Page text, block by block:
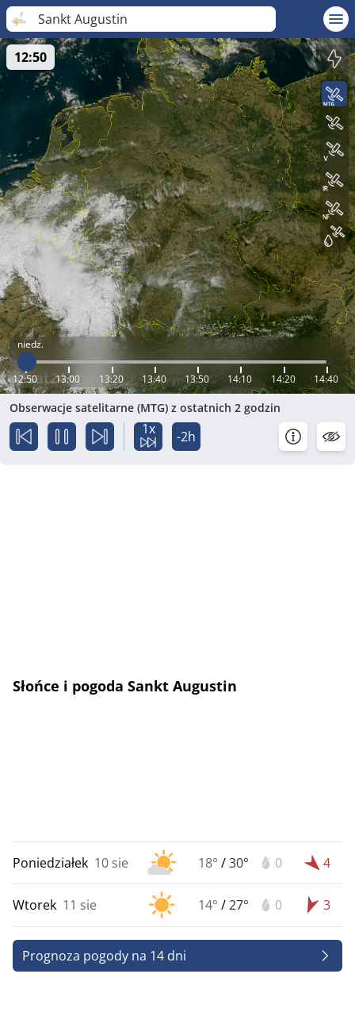
Sankt Augustin
niedz.
12:50 13:00 13:20 13:40 13:50 14:10 14:20 14:40
12:50
Obserwacje satelitarne (MTG) z ostatnich 2 godzin
1x -2h
Słońce i pogoda Sankt Augustin
Poniedziałek 10 sie 18° /30° 0 4
Wtorek 11 sie 14° /27° 0 3
Prognoza pogody na 14 dni